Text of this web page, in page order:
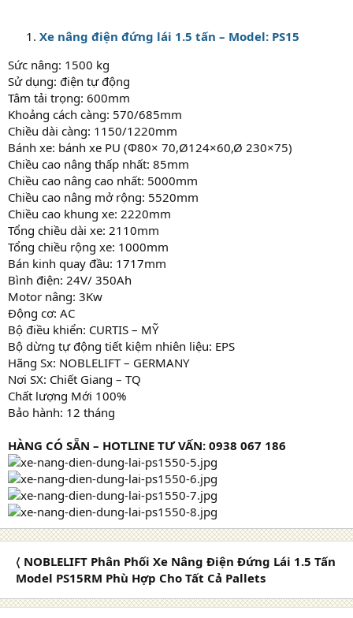
Xe nâng điện đứng lái 1.5 tấn – Model: PS15
Sức nâng: 1500 kg
Sử dụng: điện tự động
Tâm tải trọng: 600mm
Khoảng cách càng: 570/685mm
Chiều dài càng: 1150/1220mm
Bánh xe: bánh xe PU (Φ80× 70,Ø124×60,Ø 230×75)
Chiều cao nâng thấp nhất: 85mm
Chiều cao nâng cao nhất: 5000mm
Chiều cao nâng mở rộng: 5520mm
Chiều cao khung xe: 2220mm
Tổng chiều dài xe: 2110mm
Tổng chiều rộng xe: 1000mm
Bán kinh quay đầu: 1717mm
Bình điện: 24V/ 350Ah
Motor nâng: 3Kw
Động cơ: AC
Bộ điều khiển: CURTIS – MỸ
Bộ dừng tự động tiết kiệm nhiên liệu: EPS
Hãng Sx: NOBLELIFT – GERMANY
Nơi SX: Chiết Giang – TQ
Chất lượng Mới 100%
Bảo hành: 12 tháng
HÀNG CÓ SẴN – HOTLINE TƯ VẤN: 0938 067 186
〈 NOBLELIFT Phân Phối Xe Nâng Điện Đứng Lái 1.5 Tấn
Model PS15RM Phù Hợp Cho Tất Cả Pallets